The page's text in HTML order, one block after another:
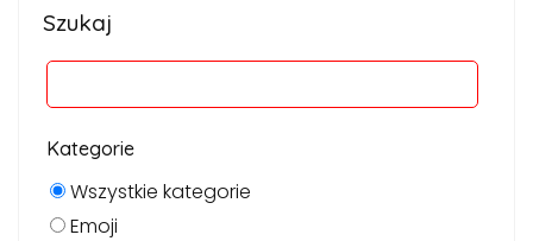
Szukaj
Kategorie
Wszystkie kategorie
Emoji